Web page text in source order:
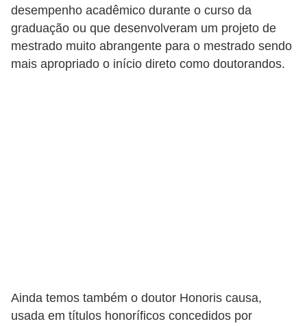
desempenho acadêmico durante o curso da
graduação ou que desenvolveram um projeto de
mestrado muito abrangente para o mestrado sendo
mais apropriado o início direto como doutorandos.
Ainda temos também o doutor Honoris causa,
usada em títulos honoríficos concedidos por